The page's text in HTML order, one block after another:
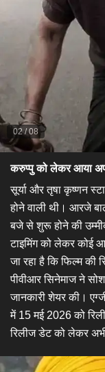
02/08
करुप्पु को लेकर आया
सूर्या और तृषा कृष्णन
होने वाली थी। आरजे
बजे से शुरू होने की
टाइमिंग को लेकर कोई
जा रहा है कि फिल्म की
पीवीआर सिनेमाज ने
जानकारी शेयर की।
में 15 मई 2026 को
रिलीज डेट को लेकर